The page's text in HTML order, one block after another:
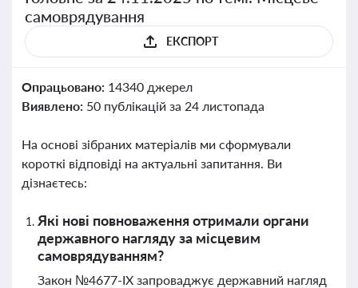
самоврядування
ЕКСПОРТ
Опрацьовано: 14340 джерел
Виявлено: 50 публікацій за 24 листопада
На основі зібраних матеріалів ми сформували
короткі відповіді на актуальні запитання. Ви
дізнаєтесь:
Які нові повноваження отримали органи
державного нагляду за місцевим
самоврядуванням?
Закон №4677-ІХ запроваджує державний нагляд